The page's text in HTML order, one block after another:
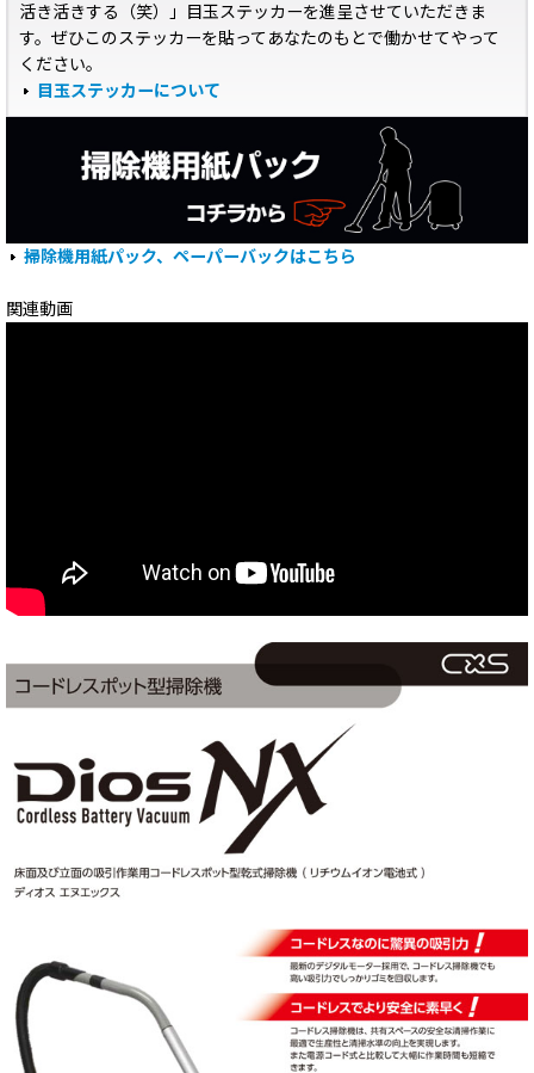
活き活きする（笑）」目玉ステッカーを進呈させていただきま
す。ぜひこのステッカーを貼ってあなたのもとで働かせてやって
ください。
目玉ステッカーについて
掃除機用紙パック、ペーパーバックはこちら
関連動画